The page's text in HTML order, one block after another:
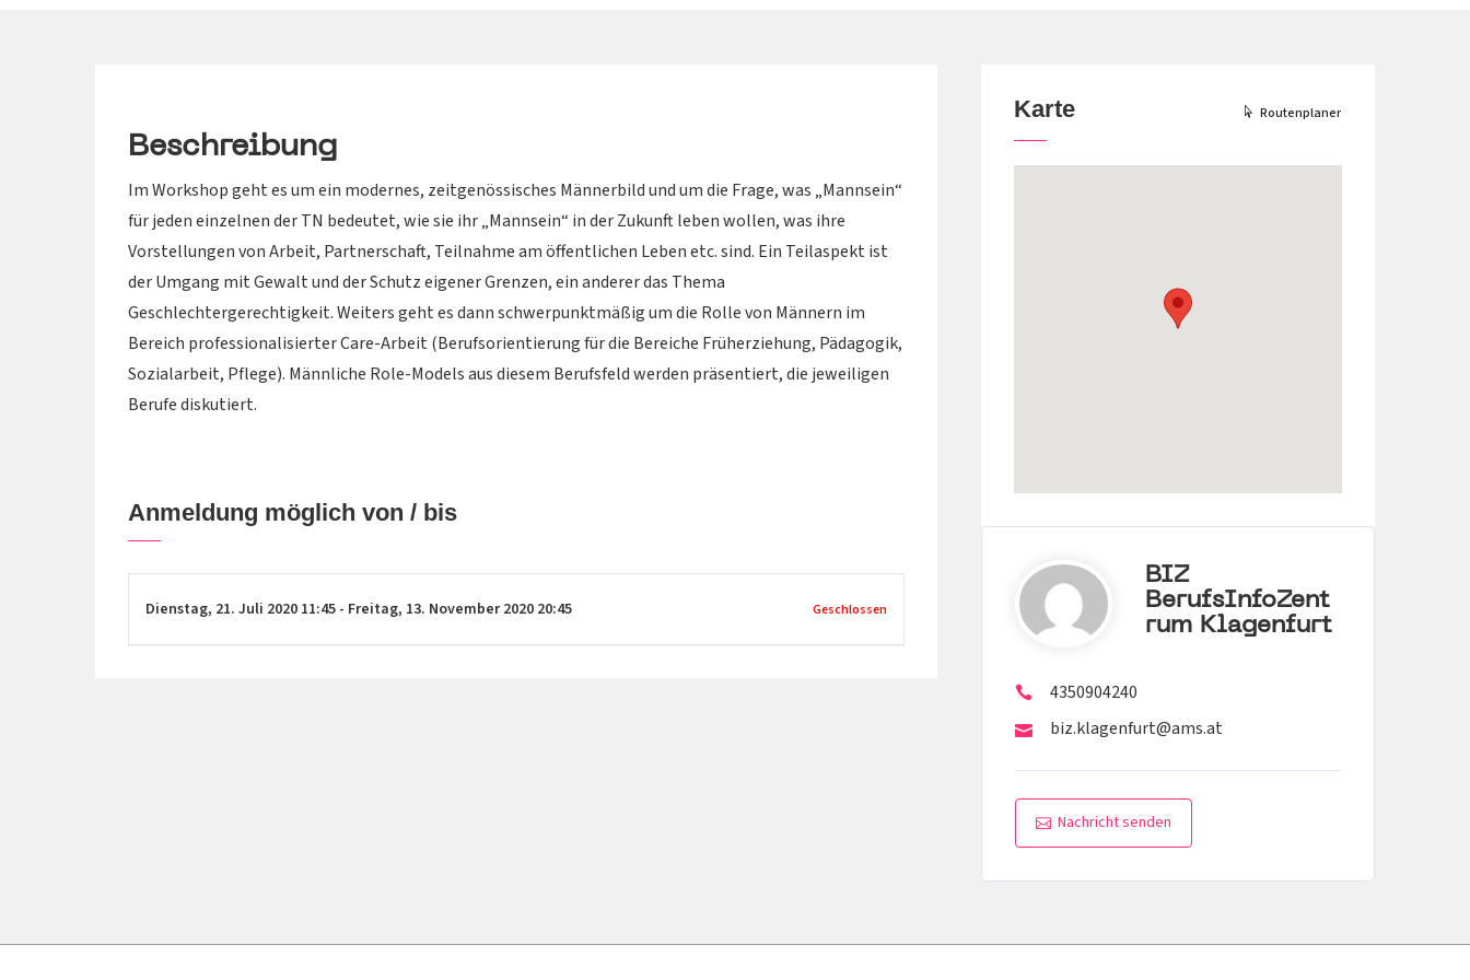
Beschreibung
Im Workshop geht es um ein modernes, zeitgenössisches Männerbild und um die Frage, was „Mannsein“
für jeden einzelnen der TN bedeutet, wie sie ihr „Mannsein“ in der Zukunft leben wollen, was ihre
Vorstellungen von Arbeit, Partnerschaft, Teilnahme am öffentlichen Leben etc. sind. Ein Teilaspekt ist
der Umgang mit Gewalt und der Schutz eigener Grenzen, ein anderer das Thema
Geschlechtergerechtigkeit. Weiters geht es dann schwerpunktmäßig um die Rolle von Männern im
Bereich professionalisierter Care-Arbeit (Berufsorientierung für die Bereiche Früherziehung, Pädagogik,
Sozialarbeit, Pflege). Männliche Role-Models aus diesem Berufsfeld werden präsentiert, die jeweiligen
Berufe diskutiert.
Anmeldung möglich von / bis
Dienstag, 21. Juli 2020 11:45 - Freitag, 13. November 2020 20:45 Geschlossen
Karte Routenplaner
BIZ
BerufsInfoZent
Rum Klagenfurt
4350904240
biz.klagenfurt@ams.at
Nachricht senden